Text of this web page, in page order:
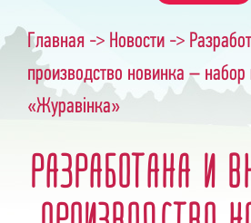
Главная -> Новости ->
производство новинка – набор
«Журавiнка»
Разработана и